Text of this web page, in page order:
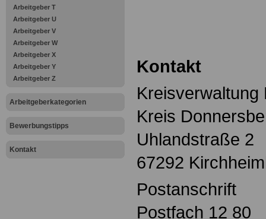
Arbeitgeber T
Arbeitgeber U
Arbeitgeber V
Arbeitgeber W
Arbeitgeber X
Arbeitgeber Y
Arbeitgeber Z
Arbeitgeberkategorien
Bewerbungstipps
Kontakt
Kontakt
Kreis
Uhlandstraße 2
67292
Postanschrift
Postfach 12 80